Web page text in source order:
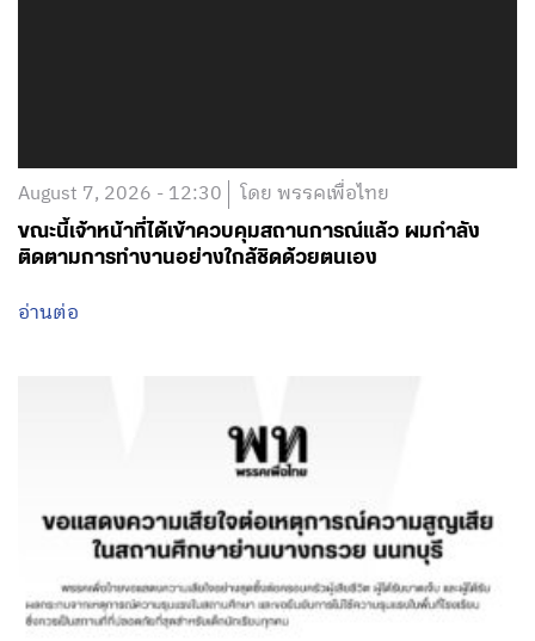
August 7, 2026 - 12:30 โดย พรรคเพื่อไทย
ขณะนี้เจ้าหน้าที่ได้เข้าควบคุมสถานการณ์แล้ว ผมกำลัง
ติดตามการทำงานอย่างใกล้ชิดด้วยตนเอง
อ่านต่อ